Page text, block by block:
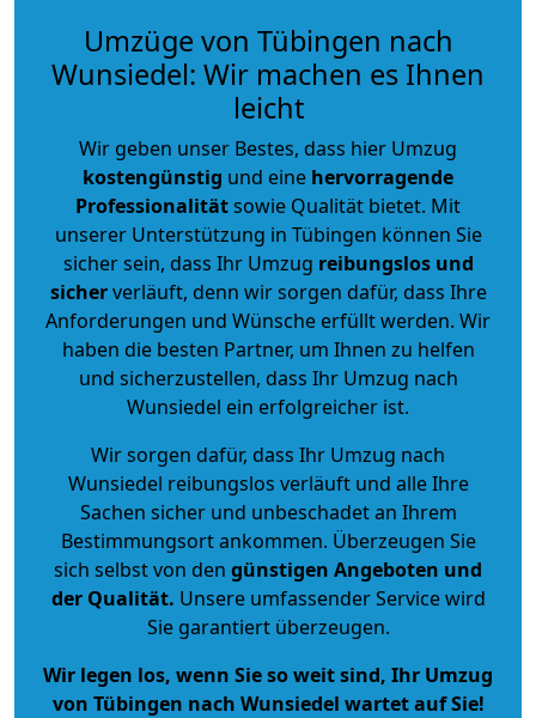
Umzüge von Tübingen nach
Wunsiedel: Wir machen es Ihnen
leicht
Wir geben unser Bestes, dass hier Umzug
kostengünstig und eine hervorragende
Professionalitätsowie Qualität bietet. Mit
unserer Unterstützung in Tübingen können Sie
sicher sein, dass Ihr Umzug reibungslos und
sicherverläuft, denn wir sorgen dafür, dass Ihre
Anforderungen und Wünsche erfüllt werden. Wir
haben die besten Partner, um Ihnen zu helfen
und sicherzustellen, dass Ihr Umzug nach
Wunsiedel ein erfolgreicher ist.
Wir sorgen dafür, dass Ihr Umzug nach
Wunsiedel reibungslos verläuft und alle Ihre
Sachen sicher und unbeschadet an Ihrem
Bestimmungsort ankommen. Überzeugen Sie
sich selbst von den günstigen Angeboten und
der Qualität. Unsere umfassender Service wird
Sie garantiert überzeugen.
Wir legen los, wenn Sie so weit sind, Ihr Umzug
von Tübingen nach Wunsiedel wartet auf Sie!